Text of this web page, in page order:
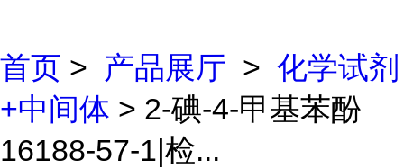
首页 > 产品展厅 > 化学试剂
+中间体 > 2-碘-4-甲基苯酚
16188-57-1|检...